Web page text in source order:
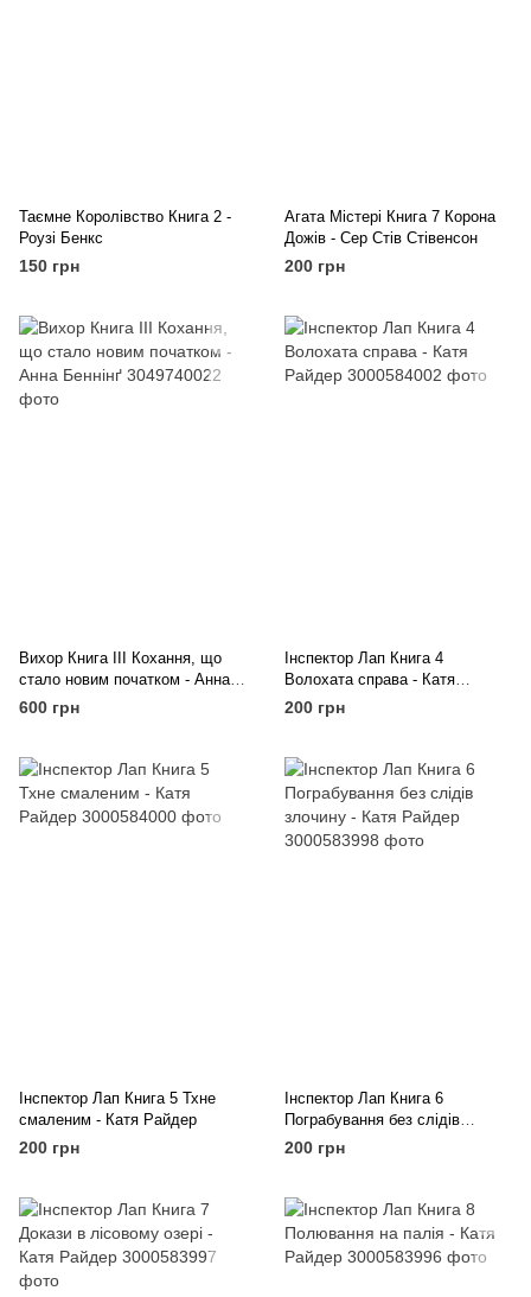
Таємне Королівство Книга 2 -
Роузі Бенкс
150 грн
Агата Містері Книга 7 Корона
Дожів - Сер Стів Стівенсон
200 грн
Вихор Книга ІІІ Кохання, що
стало новим початком - Анна
Беннінґ
600 грн
Інспектор Лап Книга 4
Волохата справа - Катя
Райдер
200 грн
Інспектор Лап Книга 5 Тхне
смаленим - Катя Райдер
200 грн
Інспектор Лап Книга 6
Пограбування без слідів
злочину - Катя Райдер
200 грн